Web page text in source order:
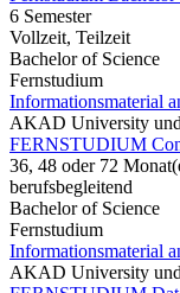
6 Semester
Vollzeit, Teilzeit
Bachelor of Science
Fernstudium
Informationsmaterial
AKAD University
FERNSTUDIUM
36, 48 oder 72
berufsbegleitend
Bachelor of Science
Fernstudium
Informationsmaterial
AKAD University